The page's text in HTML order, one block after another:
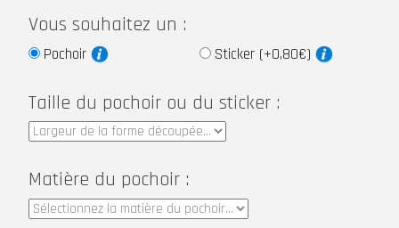
Vous souhaitez un :
Pochoir Sticker (+0,80€)
Taille du pochoir ou du sticker :
Matière du pochoir :